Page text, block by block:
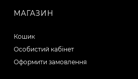
МАГАЗИН
Кошик
Особистий кабінет
Оформити замовлення